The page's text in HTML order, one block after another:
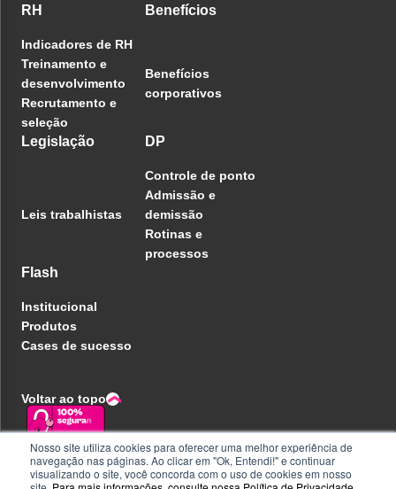
Nosso site utiliza cookies para oferecer uma melhor experiência de
navegação nas páginas. Ao clicar em "Ok, Entendi!" e continuar
visualizando o site, você concorda com o uso de cookies em nosso
RH
Indicadores de RH
Treinamento e
desenvolvimento
Recrutamento e
seleção
Benefícios
Benefícios
corporativos
Legislação
Leis trabalhistas
DP
Controle de ponto
Admissão e
demissão
Rotinas e
processos
Flash
Institucional
Produtos
Cases de sucesso
Voltar ao topo
Política de privacidade
Central de ajuda